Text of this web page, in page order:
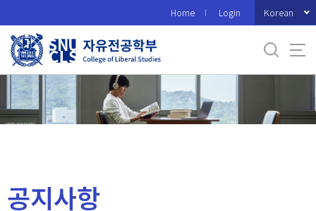
로
메
Home Login Korean
공지사항